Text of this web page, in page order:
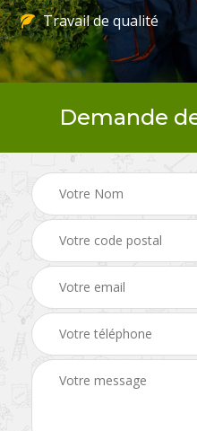
Travail de qualité
Demande